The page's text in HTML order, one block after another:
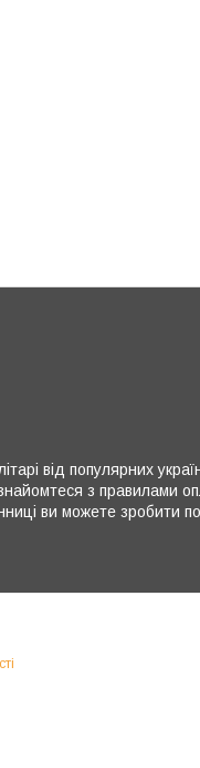
від популярних
з правилами
ви можете зробити